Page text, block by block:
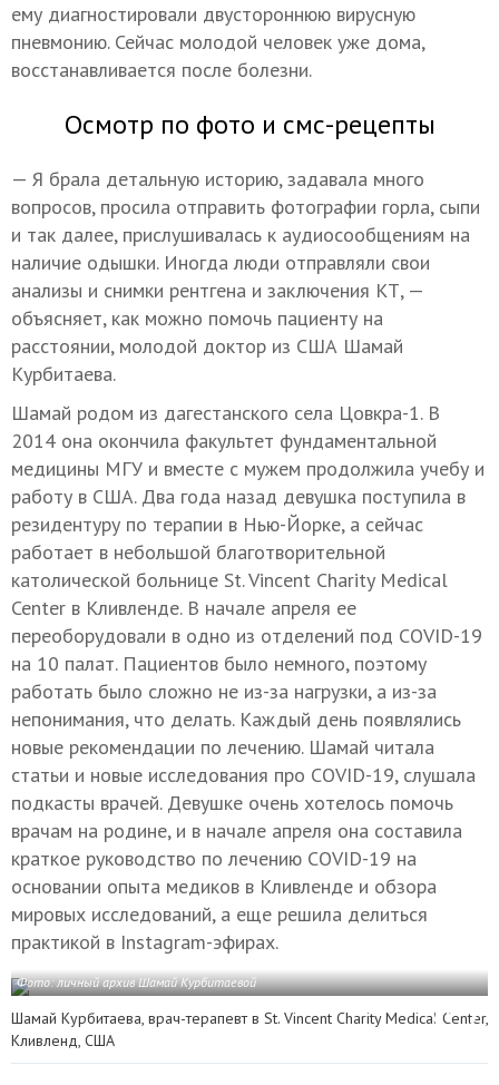
ему диагностировали двустороннюю вирусную
пневмонию. Сейчас молодой человек уже дома,
восстанавливается после болезни.
Осмотр по фото и смс-рецепты
— Я брала детальную историю, задавала много
вопросов, просила отправить фотографии горла, сыпи
и так далее, прислушивалась к аудиосообщениям на
наличие одышки. Иногда люди отправляли свои
анализы и снимки рентгена и заключения КТ, —
объясняет, как можно помочь пациенту на
расстоянии, молодой доктор из США Шамай
Курбитаева.
Шамай родом из дагестанского села Цовкра-1. В
2014 она окончила факультет фундаментальной
медицины МГУ и вместе с мужем продолжила учебу и
работу в США. Два года назад девушка поступила в
резидентуру по терапии в Нью-Йорке, а сейчас
работает в небольшой благотворительной
католической больнице St. Vincent Charity Medical
Center в Кливленде. В начале апреля ее
переоборудовали в одно из отделений под COVID-19
на 10 палат. Пациентов было немного, поэтому
работать было сложно не из-за нагрузки, а из-за
непонимания, что делать. Каждый день появлялись
новые рекомендации по лечению. Шамай читала
статьи и новые исследования про COVID-19, слушала
подкасты врачей. Девушке очень хотелось помочь
врачам на родине, и в начале апреля она составила
краткое руководство по лечению COVID-19 на
основании опыта медиков в Кливленде и обзора
мировых исследований, а еще решила делиться
практикой в Instagram-эфирах.
Фото: личный архив Шамай Курбитаевой
Шамай Курбитаева, врач-терапевт в St. Vincent Charity Medical Center,
Кливленд, США